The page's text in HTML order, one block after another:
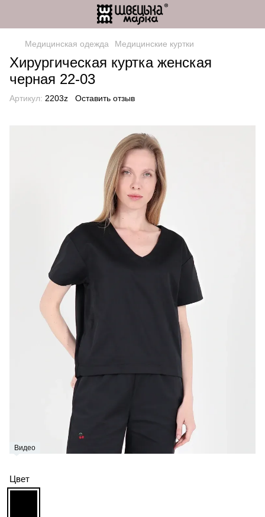
Медицинская одежда Медицинские куртки
Хирургическая куртка женская
черная 22-03
Артикул: 2203z Оставить отзыв
Видео
Цвет